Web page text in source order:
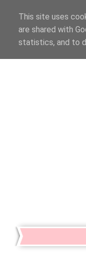
This site uses
are shared with
statistics, and to